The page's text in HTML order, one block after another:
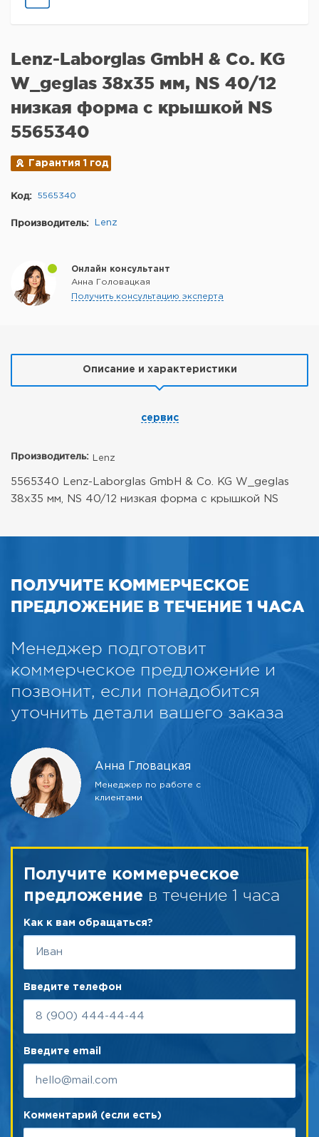
Lenz-Laborglas GmbH & Co. KG
W_geglas 38x35 мм, NS 40/12
низкая форма с крышкой NS
5565340
Гарантия 1 год
Код: 5565340
Производитель: Lenz
Онлайн консультант
Анна Головацкая
Получить консультацию эксперта
Описание и характеристики
сервис
Производитель: Lenz
5565340 Lenz-Laborglas GmbH & Co. KG W_geglas
38x35 мм, NS 40/12 низкая форма с крышкой NS
ПОЛУЧИТЕ КОММЕРЧЕСКОЕ
ПРЕДЛОЖЕНИЕ В ТЕЧЕНИЕ 1 ЧАСА
Менеджер подготовит
коммерческое предложение и
позвонит, если понадобится
уточнить детали вашего заказа
Анна Гловацкая
Менеджер по работе с
клиентами
Получите коммерческое
предложение в течение 1 часа
Как к вам обращаться?
Введите телефон
Введите email
Комментарий (если есть)